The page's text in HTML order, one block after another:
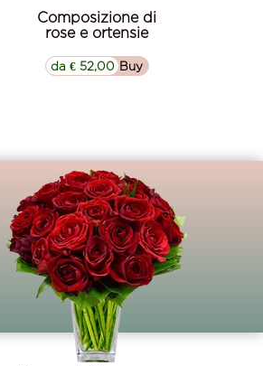
Composizione di
rose e ortensie
▷▷ Buy
da € 52,00